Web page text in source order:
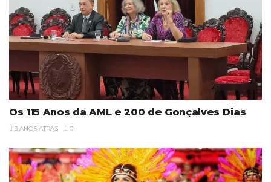
Os 115 Anos da AML e 200 de Gonçalves Dias
3 ANOS ATRÁS 0